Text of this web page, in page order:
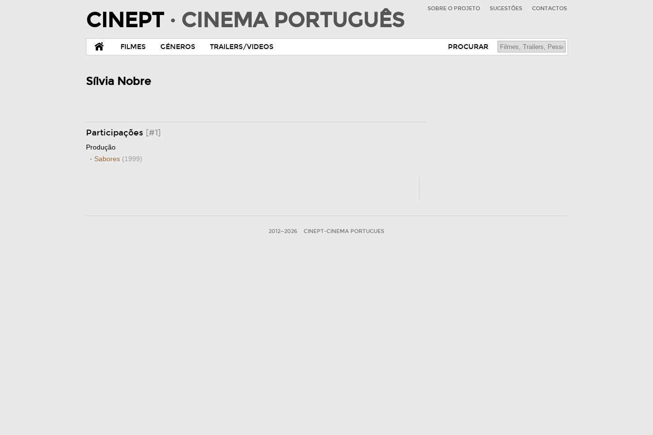
CINEPT · CINEMA PORTUGUÊS SOBRE O PROJETO SUGESTÕES CONTACTOS
FILMES GÉNEROS TRAILERS/VIDEOS PROCURAR
Sílvia Nobre
Participações [#1]
Produção
· Sabores (1999)
2012—2026 CINEPT-CINEMA PORTUGUES